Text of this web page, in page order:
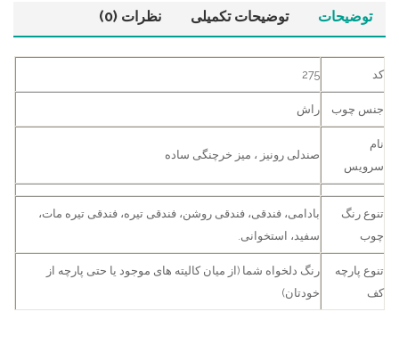
توضیحات توضیحات تکمیلی نظرات (0)
کد 275
جنس چوب راش
نام
سرویس
صندلی رونیز ، میز خرچنگی ساده
تنوع رنگ
چوب
بادامی، فندقی، فندقی روشن، فندقی تیره، فندقی تیره مات،
سفید، استخوانی.
تنوع پارچه
کف
رنگ دلخواه شما (از میان کالیته های موجود یا حتی پارچه از
خودتان)